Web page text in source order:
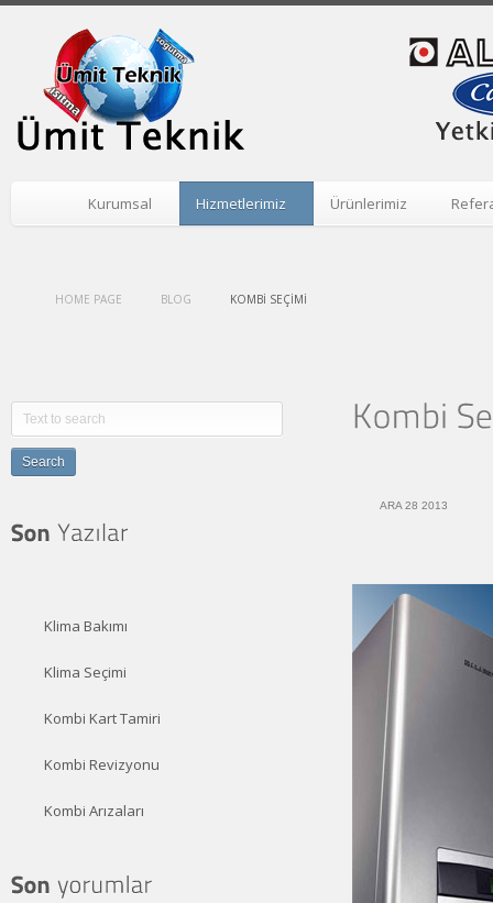
Kurumsal Hizmetlerimiz Ürünlerimiz
HOME PAGE BLOG KOMBI SEÇIMI
ARA 28 2013
Search
Klima Bakımı
Klima Seçimi
Kombi Kart Tamiri
Kombi Revizyonu
Kombi Arızaları